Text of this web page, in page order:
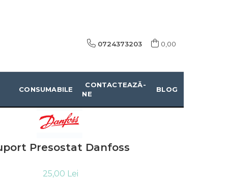
0724373203 0,00
CONSUMABILE
CONTACTEAZĂ-
NE
BLOG
Presostat Danfoss
25,00 Lei